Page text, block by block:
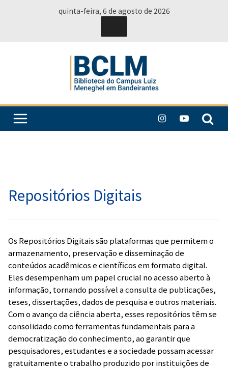
quinta-feira, 6 de agosto de 2026
Repositórios Digitais
Os Repositórios Digitais são plataformas que permitem o
armazenamento, preservação e disseminação de
conteúdos acadêmicos e científicos em formato digital.
Eles desempenham um papel crucial no acesso aberto à
informação, tornando possível a consulta de publicações,
teses, dissertações, dados de pesquisa e outros materiais.
Com o avanço da ciência aberta, esses repositórios têm se
consolidado como ferramentas fundamentais para a
democratização do conhecimento, ao garantir que
pesquisadores, estudantes e a sociedade possam acessar
gratuitamente o trabalho produzido por instituições de